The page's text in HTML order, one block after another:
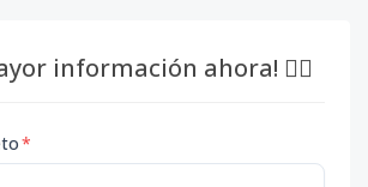
información ahora! 👇🏽
*